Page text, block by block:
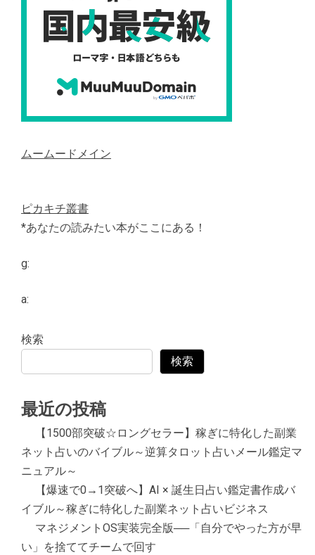
ムームードメイン
ピカキチ叢書
*あなたの読みたい本がここにある！
g:
a:
検索
検索
最近の投稿
【1500部突破☆ロングセラー】稼ぎに特化した副業
ネット占いのバイブル～逆算タロット占いメール鑑定マ
ニュアル～
【爆速で0→1突破へ】AI × 誕生日占い鑑定書作成バ
イブル～稼ぎに特化した副業ネット占いビジネス
マネジメントOS実装完全版──「自分でやった方が早
い」を捨ててチームで回す